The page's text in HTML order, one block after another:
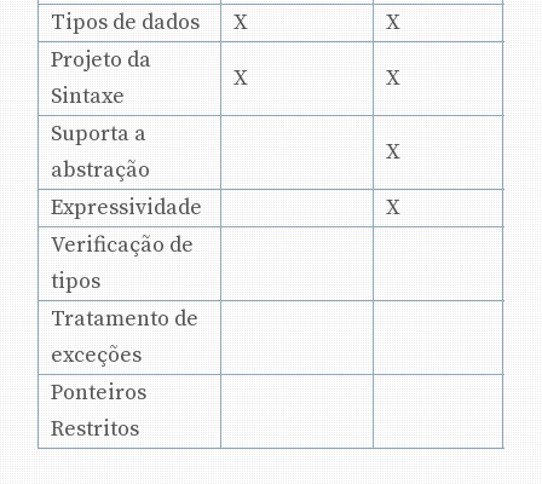
Tipos de dados
X X
Projeto da
Sintaxe
X X
Suporta a
abstração
X
Expressividade
X
Verificação de
tipos
Tratamento de
exceções
Ponteiros
Restritos